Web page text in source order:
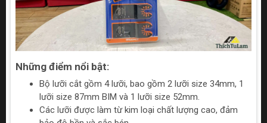
Những điểm nổi bật:
Bộ lưỡi cắt gồm 4 lưỡi, bao gồm 2 lưỡi size 34mm, 1
lưỡi size 87mm BIM và 1 lưỡi size 52mm.
Các lưỡi được làm từ kim loại chất lượng cao, đảm